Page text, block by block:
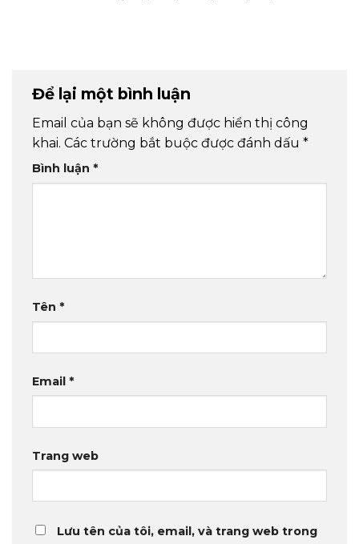
Để lại một bình luận
Email của bạn sẽ không được hiển thị công
khai. Các trường bắt buộc được đánh dấu *
Bình luận *
Tên *
Email *
Trang web
Lưu tên của tôi, email, và trang web trong